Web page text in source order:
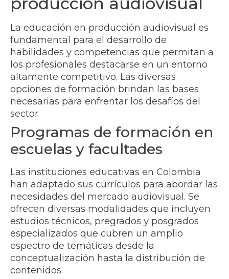
La educación en producción audiovisual es
fundamental para el desarrollo de
habilidades y competencias que permitan a
los profesionales destacarse en un entorno
altamente competitivo. Las diversas
opciones de formación brindan las bases
necesarias para enfrentar los desafíos del
sector.
Programas de formación en
escuelas y facultades
Las instituciones educativas en Colombia
han adaptado sus currículos para abordar las
necesidades del mercado audiovisual. Se
ofrecen diversas modalidades que incluyen
estudios técnicos, pregrados y posgrados
especializados que cubren un amplio
espectro de temáticas desde la
conceptualización hasta la distribución de
contenidos.